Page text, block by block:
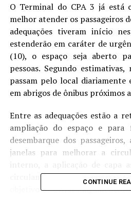
O Terminal do CPA 3 já está
melhor atender os passageiros
adequações tiveram início
estenderão em caráter de
(10), o espaço seja aberto
pessoas. Segundo
passam pelo local diariamente
em abrigos de ônibus próximos
Entre as adequações estão a
ampliação do espaço e
desembarque dos
janelas para melhorar a
circulam os ônibus e a limpeza
objetivo de evitar
CONTINUE